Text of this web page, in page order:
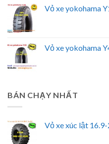
Vỏ xe yokohama
Vỏ xe yokohama
BÁN CHẠY NHẤT
Vỏ xe xúc lật